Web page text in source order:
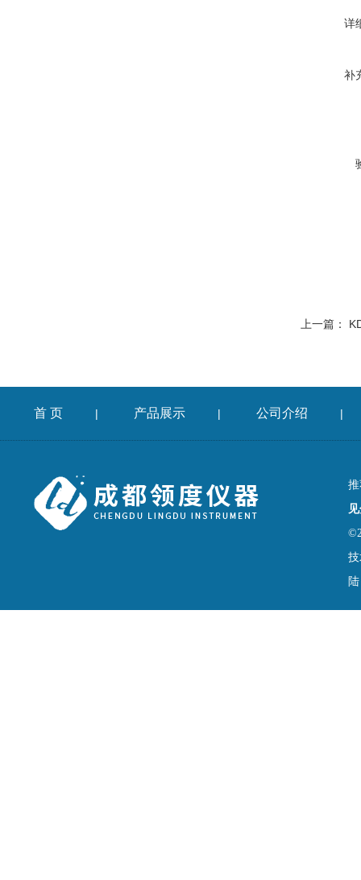
详
补
上一篇：
首 页 | 产品展示 | 公司介绍 |
陆